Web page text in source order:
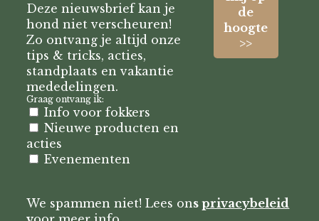
Deze nieuwsbrief kan je
hond niet verscheuren!
Zo ontvang je altijd onze
tips & tricks, acties,
standplaats en vakantie
mededelingen.
Graag ontvang ik:
Info voor fokkers
Nieuwe producten en
acties
Evenementen
We spammen niet! Lees onsprivacybeleid